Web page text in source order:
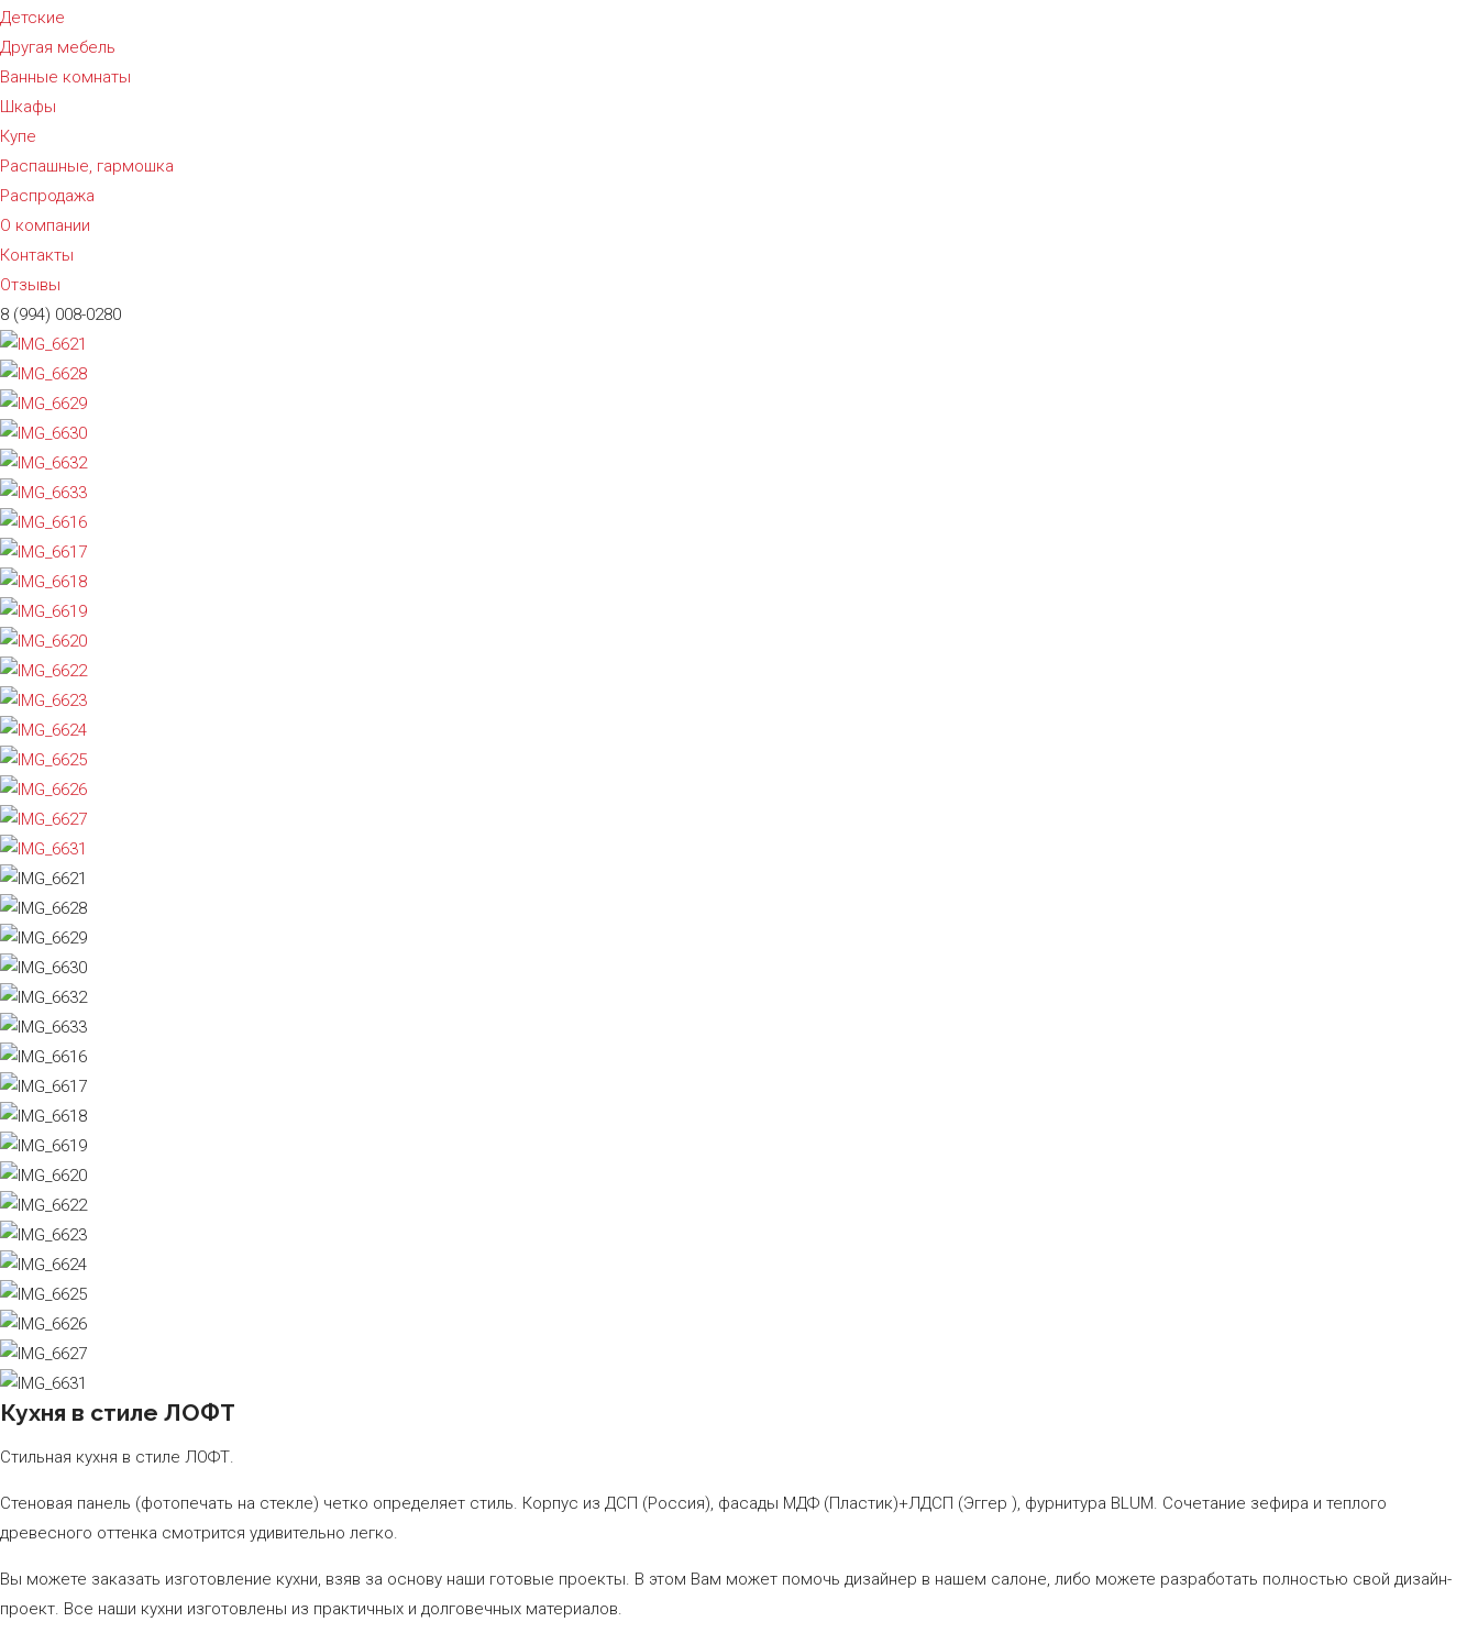
Детские
Другая мебель
Ванные комнаты
Шкафы
Купе
Распашные, гармошка
Распродажа
О компании
Контакты
Отзывы
8 (994) 008-0280
Кухня в стиле ЛОФТ
Стильная кухня в стиле ЛОФТ.
Стеновая панель (фотопечать на стекле) четко определяет стиль. Корпус из ДСП (Россия), фасады МДФ (Пластик)+ЛДСП (Эггер ), фурнитура BLUM. Сочетание зефира и теплого
древесного оттенка смотрится удивительно легко.
Вы можете заказать изготовление кухни, взяв за основу наши готовые проекты. В этом Вам может помочь дизайнер в нашем салоне, либо можете разработать полностью свой дизайн-
проект. Все наши кухни изготовлены из практичных и долговечных материалов.